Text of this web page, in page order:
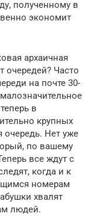
полученному в
экономит
архаичная
очередей? Часто
на почте 30-
в
крупных
очередь. Нет уже
по вашему
все ждут с
когда и к
номерам
хвалят
людей.